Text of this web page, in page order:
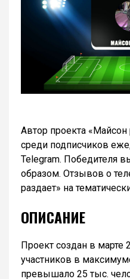
Автор проекта «Майсон
среди подписчиков
Telegram. Победителя
образом. Отзывов о
раздает» на
ОПИСАНИЕ
Проект создан в марте
участников в
превышало 25 тыс.